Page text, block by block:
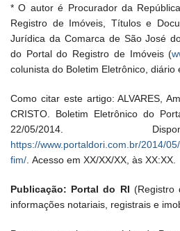
* O autor é Procurador da
Registro de Imóveis, Títulos e
Jurídica da Comarca de São José
do Portal do Registro de Imóveis (
colunista do Boletim Eletrônico, diário
Como citar este artigo: ALVARES,
CRISTO. Boletim Eletrônico do
22/05/2014.
https://www.portaldori.com.br/2014/
fim/ . Acesso em XX/XX/XX, às XX:XX.
Publicação: Portal do RI (Registro
informações notariais, registrais e